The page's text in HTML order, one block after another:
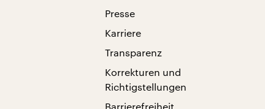
Presse
Karriere
Transparenz
Korrekturen und
Richtigstellungen
Barrierefreiheit